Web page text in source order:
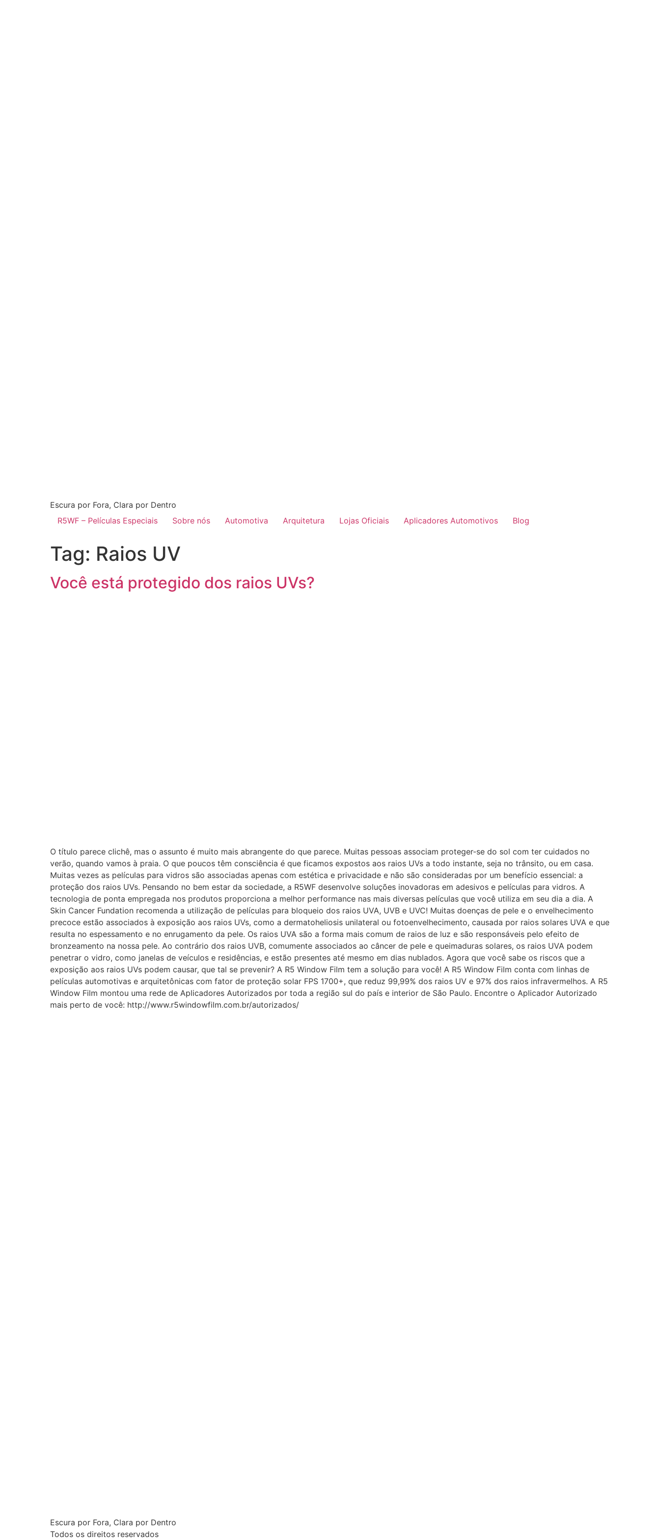
Escura por Fora, Clara por Dentro
R5WF – Películas Especiais
Sobre nós Automotiva Arquitetura Lojas Oficiais Aplicadores Automotivos Blog
Tag: Raios UV
Você está protegido dos raios UVs?
O título parece clichê, mas o assunto é muito mais abrangente do que parece. Muitas pessoas associam proteger-se do sol com ter cuidados no
verão, quando vamos à praia. O que poucos têm consciência é que ficamos expostos aos raios UVs a todo instante, seja no trânsito, ou em casa.
Muitas vezes as películas para vidros são associadas apenas com estética e privacidade e não são consideradas por um benefício essencial: a
proteção dos raios UVs. Pensando no bem estar da sociedade, a R5WF desenvolve soluções inovadoras em adesivos e películas para vidros. A
tecnologia de ponta empregada nos produtos proporciona a melhor performance nas mais diversas películas que você utiliza em seu dia a dia. A
Skin Cancer Fundation recomenda a utilização de películas para bloqueio dos raios UVA, UVB e UVC! Muitas doenças de pele e o envelhecimento
precoce estão associados à exposição aos raios UVs, como a dermatoheliosis unilateral ou fotoenvelhecimento, causada por raios solares UVA e que
resulta no espessamento e no enrugamento da pele. Os raios UVA são a forma mais comum de raios de luz e são responsáveis ​​pelo efeito de
bronzeamento na nossa pele. Ao contrário dos raios UVB, comumente associados ao câncer de pele e queimaduras solares, os raios UVA podem
penetrar o vidro, como janelas de veículos e residências, e estão presentes até mesmo em dias nublados. Agora que você sabe os riscos que a
exposição aos raios UVs podem causar, que tal se prevenir? A R5 Window Film tem a solução para você! A R5 Window Film conta com linhas de
películas automotivas e arquitetônicas com fator de proteção solar FPS 1700+, que reduz 99,99% dos raios UV e 97% dos raios infravermelhos. A R5
Window Film montou uma rede de Aplicadores Autorizados por toda a região sul do país e interior de São Paulo. Encontre o Aplicador Autorizado
mais perto de você: http://www.r5windowfilm.com.br/autorizados/
Escura por Fora, Clara por Dentro
Todos os direitos reservados